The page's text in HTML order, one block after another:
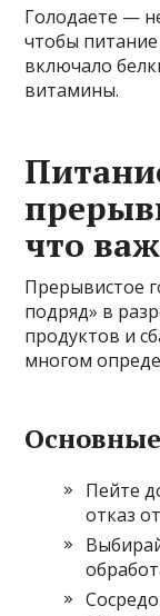
Голодаете —
чтобы
включало
витамины.
что
Прерывистое
подряд» в
продуктов и
многом
Пейте
отказ